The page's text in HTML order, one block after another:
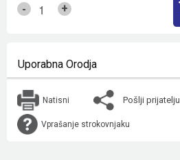
- +
Uporabna Orodja
Natisni Pošlji prijatelju
Vprašanje strokovnjaku